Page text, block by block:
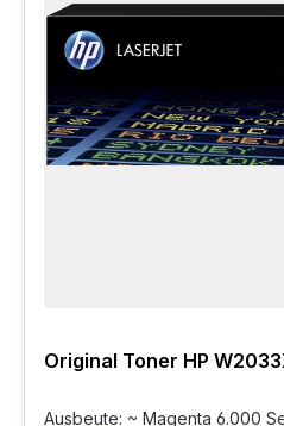
Original Toner HP
Ausbeute: ~ Magenta 6.000